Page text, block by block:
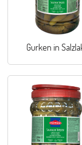
Gurken in